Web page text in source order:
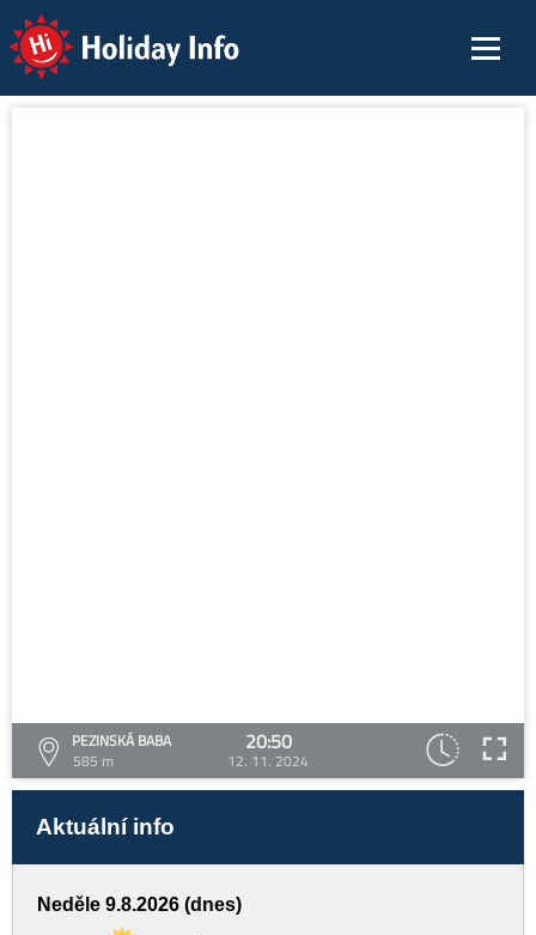
Holiday Info
PEZINSKÁ BABA
585 m
20:50
12. 11. 2024
Aktuální info
Neděle 9.8.2026 (dnes)